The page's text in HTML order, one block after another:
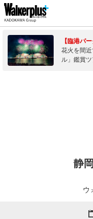
【臨港パ
花火を間
ル」鑑賞
静
ウ